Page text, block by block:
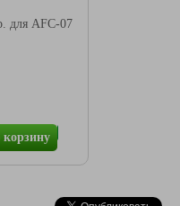
для AFC-07
корзину